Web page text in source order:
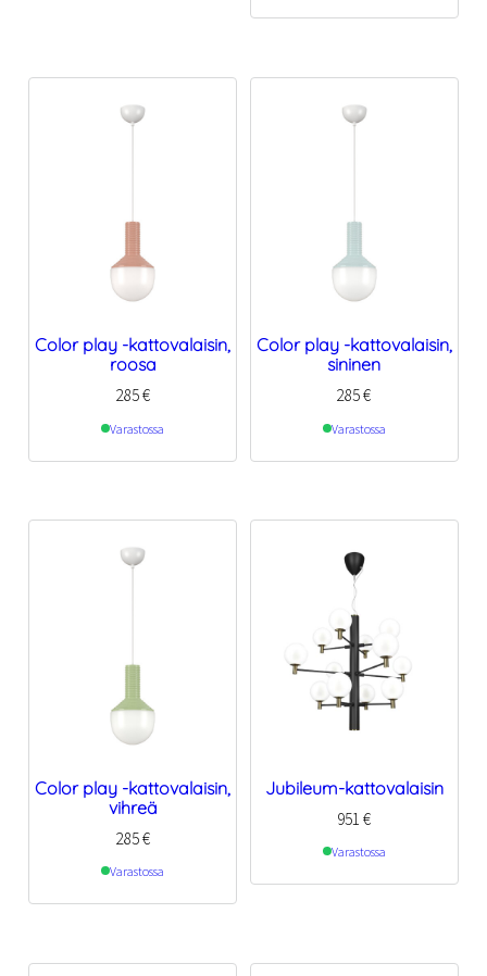
Color play -kattovalaisin,
roosa
285€
Varastossa
Color play -kattovalaisin,
sininen
285€
Varastossa
Color play -kattovalaisin,
vihreä
285€
Varastossa
Jubileum-kattovalaisin
951€
Varastossa